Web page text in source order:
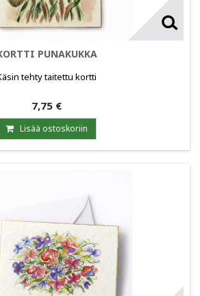
PUNAKUKKA
tehty taitettu kortti
7,75 €
Lisää ostoskoriin